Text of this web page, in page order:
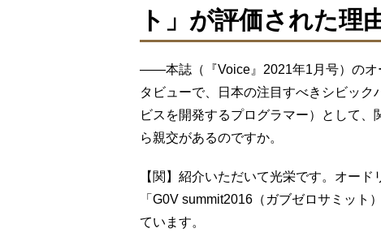
ト」が評価された理
――本誌（『Voice』2021年1月号）のオ
タビューで、日本の注目すべきシビッ
ビスを開発するプログラマー）として
ら親交があるのですか。
【関】紹介いただいて光栄です。オー
「G0V summit2016（ガブゼロサミット
ています。